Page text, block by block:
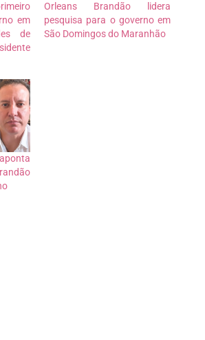
em
de
Orleans Brandão lidera
pesquisa para o governo em
São Domingos do Maranhão